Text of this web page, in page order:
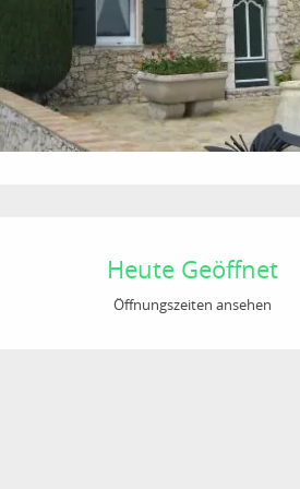
Heute Geöffnet
Öffnungszeiten ansehen